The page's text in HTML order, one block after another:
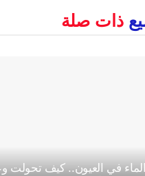
ذات صلة
في العيون.. كيف تحولت